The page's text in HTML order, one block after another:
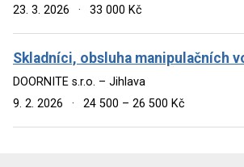
23. 3. 2026
· 33 000 Kč
Skladníci, obsluha manipulačních
DOORNITE s.r.o. – Jihlava
9. 2. 2026
· 24 500 – 26 500 Kč